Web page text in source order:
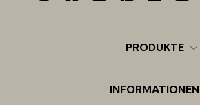
PRODUKTE
INFORMATIONEN